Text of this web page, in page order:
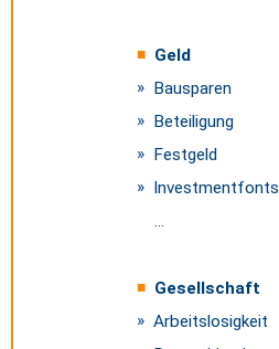
Geld
Bausparen
Beteiligung
Festgeld
Investmentfonts
...
Gesellschaft
Arbeitslosigkeit